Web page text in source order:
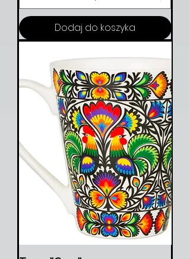
Dodaj do koszyka